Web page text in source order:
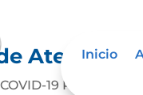
Inicio
Atención
19